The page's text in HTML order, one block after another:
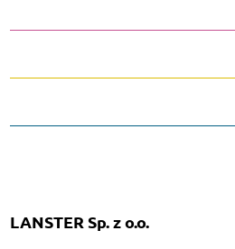
LANSTER Sp. z o.o.